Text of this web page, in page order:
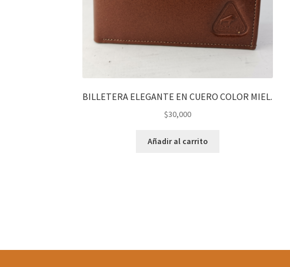
BILLETERA ELEGANTE EN CUERO COLOR MIEL.
$30,000
Añadir al carrito